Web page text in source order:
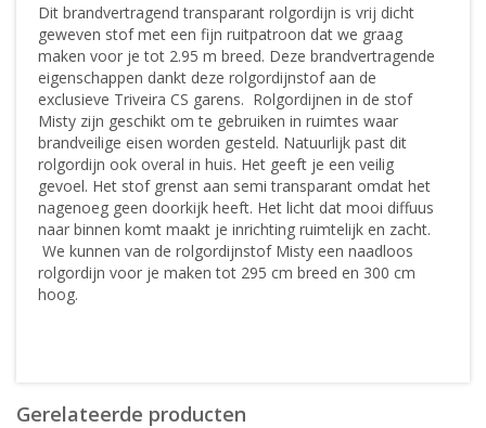
Dit brandvertragend transparant rolgordijn is vrij dicht
geweven stof met een fijn ruitpatroon dat we graag
maken voor je tot 2.95 m breed. Deze brandvertragende
eigenschappen dankt deze rolgordijnstof aan de
exclusieve Triveira CS garens. Rolgordijnen in de stof
Misty zijn geschikt om te gebruiken in ruimtes waar
brandveilige eisen worden gesteld. Natuurlijk past dit
rolgordijn ook overal in huis. Het geeft je een veilig
gevoel. Het stof grenst aan semi transparant omdat het
nagenoeg geen doorkijk heeft. Het licht dat mooi diffuus
naar binnen komt maakt je inrichting ruimtelijk en zacht.
We kunnen van de rolgordijnstof Misty een naadloos
rolgordijn voor je maken tot 295 cm breed en 300 cm
hoog.
Gerelateerde producten